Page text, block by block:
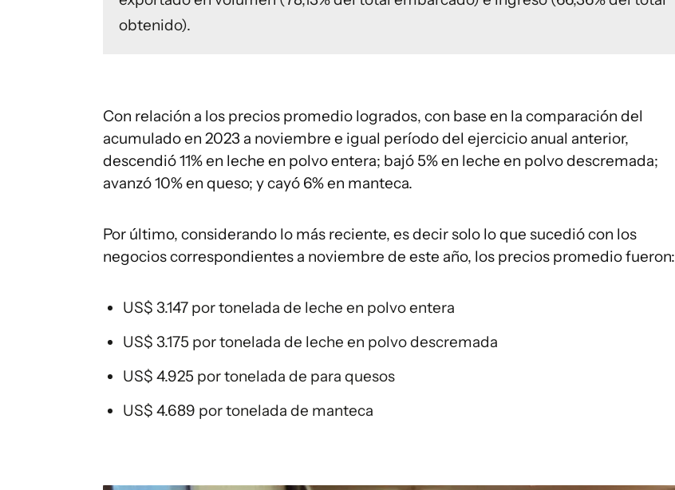
obtenido).
Con relación a los precios promedio logrados, con base en la comparación del
acumulado en 2023 a noviembre e igual período del ejercicio anual anterior,
descendió 11% en leche en polvo entera; bajó 5% en leche en polvo descremada;
avanzó 10% en queso; y cayó 6% en manteca.
Por último, considerando lo más reciente, es decir solo lo que sucedió con los
negocios correspondientes a noviembre de este año, los precios promedio fueron:
US$ 3.147 por tonelada de leche en polvo entera
US$ 3.175 por tonelada de leche en polvo descremada
US$ 4.925 por tonelada de para quesos
US$ 4.689 por tonelada de manteca